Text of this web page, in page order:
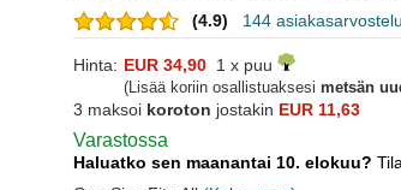
(4.9) 144
Hinta: EUR 34,90 1 x puu
(Lisää koriin osallistuaksesi metsän
3 maksoi koroton jostakin EUR 11,63
Varastossa
Haluatko sen maanantai 10. elokuu?